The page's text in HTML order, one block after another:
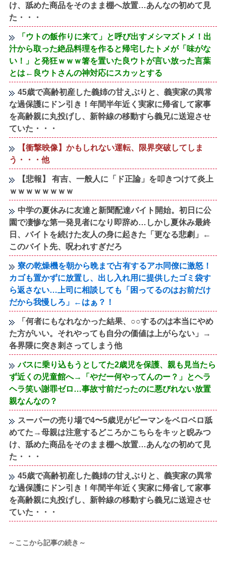
け、舐めた商品をそのまま棚へ放置…あんなの初めて見
た・・・
「ウトの飯作りに来て」と呼び出すメシマズトメ！出
汁から取った絶品料理を作ると帰宅したトメが「味がな
い！」と発狂ｗｗｗ箸を置いた良ウトが言い放った言葉
とは←良ウトさんの神対応にスカッとする
45歳で高齢初産した義姉の甘えぶりと、義実家の異常
な過保護にドン引き！年間半年近く実家に帰省して家事
を高齢親に丸投げし、新幹線の移動すら義兄に送迎させ
ていた・・・
【衝撃映像】かもしれない運転、限界突破してしま
う・・・他
【悲報】 有吉、一般人に「ド正論」を叩きつけて炎上
ｗｗｗｗｗｗｗｗ
中学の夏休みに友達と新聞配達バイト開始。初日に公
園で凄惨な第一発見者になり即辞め…しかし夏休み最終
日、バイトを続けた友人の身に起きた「更なる悲劇」←
このバイト先、呪われすぎだろ
寮の乾燥機を朝から晩まで占有するアホ同僚に激怒！
カゴも置かずに放置し、出し入れ用に提供したゴミ袋す
ら返さない…上司に相談しても「困ってるのはお前だけ
だから我慢しろ」←はぁ？！
「何者にもなれなかった結果、○○するのは本当にやめ
た方がいい。それやっても自分の価値は上がらない」→
各界隈に突き刺さってしまう他
バスに乗り込もうとしてた2歳児を保護、親も見当たら
ず近くの児童館へ→「やだー何やってんのー？」とヘラ
ヘラ笑い謝罪ゼロ…事故寸前だったのに悪びれない放置
親なんなの？
スーパーの売り場で4〜5歳児がピーマンをベロベロ舐
めてた→母親は注意するどころかこちらをキッと睨みつ
け、舐めた商品をそのまま棚へ放置…あんなの初めて見
た・・・
45歳で高齢初産した義姉の甘えぶりと、義実家の異常
な過保護にドン引き！年間半年近く実家に帰省して家事
を高齢親に丸投げし、新幹線の移動すら義兄に送迎させ
ていた・・・
～ここから記事の続き～